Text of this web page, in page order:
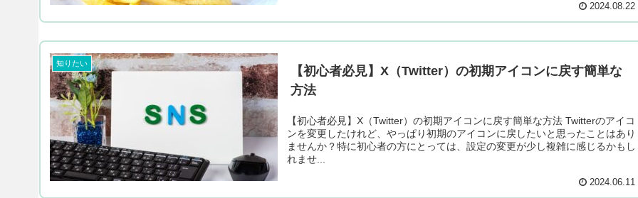
2024.08.22
知りたい
【初心者必見】X（Twitter）の初期アイコンに戻す簡単な
方法
【初心者必見】X（Twitter）の初期アイコンに戻す簡単な方法 Twitterのアイコ
ンを変更したけれど、やっぱり初期のアイコンに戻したいと思ったことはあり
ませんか？特に初心者の方にとっては、設定の変更が少し複雑に感じるかもし
れませ...
2024.06.11